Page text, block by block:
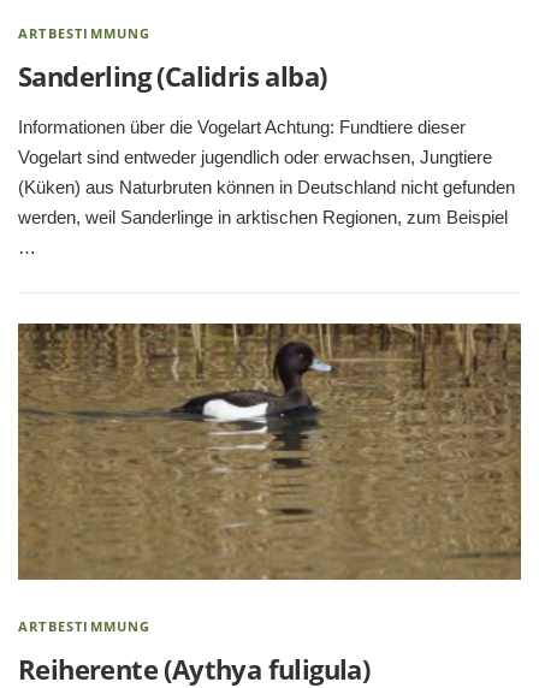
ARTBESTIMMUNG
Sanderling (Calidris alba)
Informationen über die Vogelart Achtung: Fundtiere dieser
Vogelart sind entweder jugendlich oder erwachsen, Jungtiere
(Küken) aus Naturbruten können in Deutschland nicht gefunden
werden, weil Sanderlinge in arktischen Regionen, zum Beispiel
…
ARTBESTIMMUNG
Reiherente (Aythya fuligula)